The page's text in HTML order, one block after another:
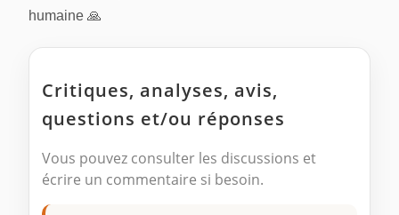
humaine 🙏
Critiques, analyses, avis,
questions et/ou réponses
Vous pouvez consulter les discussions et
écrire un commentaire si besoin.